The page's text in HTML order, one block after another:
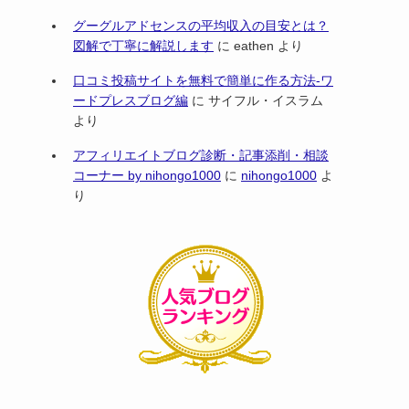
グーグルアドセンスの平均収入の目安とは？
図解で丁寧に解説します に eathen より
口コミ投稿サイトを無料で簡単に作る方法-ワ
ードプレスブログ編 に サイフル・イスラム
より
アフィリエイトブログ診断・記事添削・相談
コーナー by nihongo1000 に nihongo1000 よ
り